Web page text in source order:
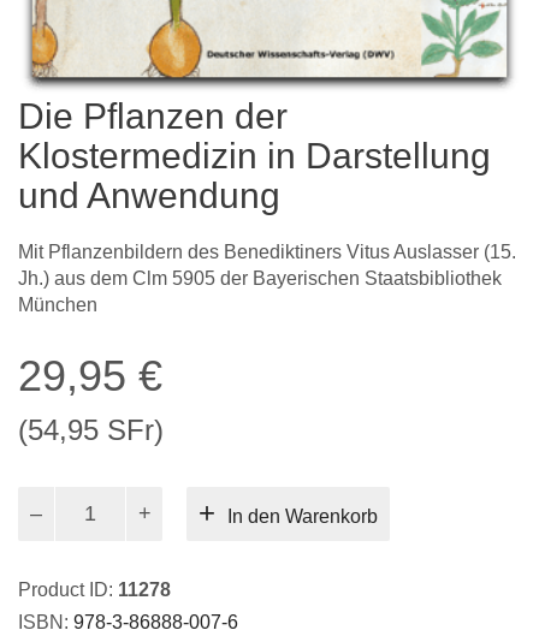
Die Pflanzen der
Klostermedizin in Darstellung
und Anwendung
Mit Pflanzenbildern des Benediktiners Vitus Auslasser (15.
Jh.) aus dem Clm 5905 der Bayerischen Staatsbibliothek
München
29,95 €
(54,95 SFr)
Pflanzen
Klostermedizin
Darstellung
In den Warenkorb
Product ID: 11278
ISBN: 978-3-86888-007-6